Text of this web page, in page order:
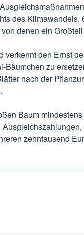
des Klimawandels,
denen ein
verkennt den Ernst
zu
nach der
Baum
zehntausend